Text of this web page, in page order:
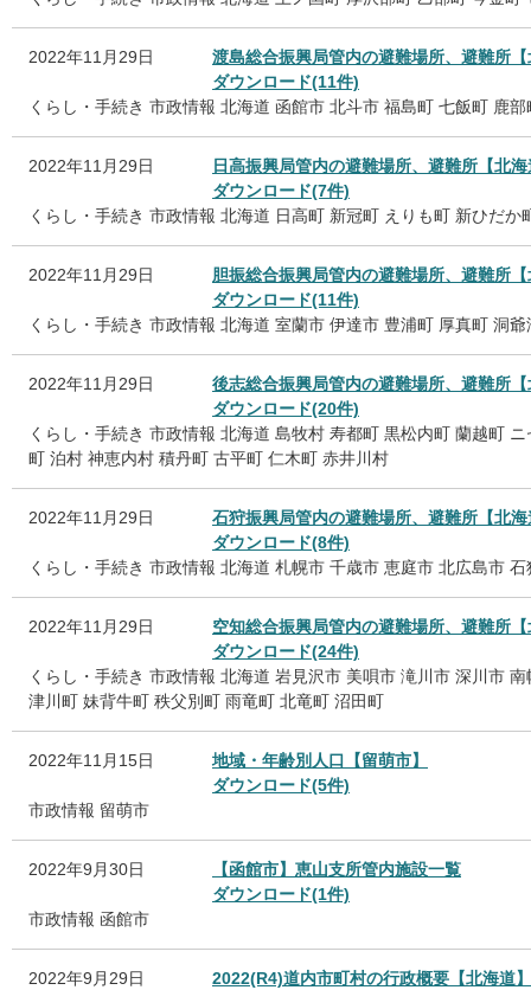
2022年11月29日
渡島総合振興局管内の避難場所、避難所
ダウンロード(11件)
くらし・手続き 市政情報 北海道 函館市 北斗市 福島町 七飯町 鹿部
2022年11月29日
日高振興局管内の避難場所、避難所【北
ダウンロード(7件)
くらし・手続き 市政情報 北海道 日高町 新冠町 えりも町 新ひだか
2022年11月29日
胆振総合振興局管内の避難場所、避難所
ダウンロード(11件)
くらし・手続き 市政情報 北海道 室蘭市 伊達市 豊浦町 厚真町 洞爺
2022年11月29日
後志総合振興局管内の避難場所、避難所
ダウンロード(20件)
くらし・手続き 市政情報 北海道 島牧村 寿都町 黒松内町 蘭越町 ニ
町 泊村 神恵内村 積丹町 古平町 仁木町 赤井川村
2022年11月29日
石狩振興局管内の避難場所、避難所【北海
ダウンロード(8件)
くらし・手続き 市政情報 北海道 札幌市 千歳市 恵庭市 北広島市 石
2022年11月29日
空知総合振興局管内の避難場所、避難所
ダウンロード(24件)
くらし・手続き 市政情報 北海道 岩見沢市 美唄市 滝川市 深川市 南
津川町 妹背牛町 秩父別町 雨竜町 北竜町 沼田町
2022年11月15日
地域・年齢別人口【留萌市】
ダウンロード(5件)
市政情報 留萌市
2022年9月30日
【函館市】恵山支所管内施設一覧
ダウンロード(1件)
市政情報 函館市
2022年9月29日
2022(R4)道内市町村の行政概要【北海道】